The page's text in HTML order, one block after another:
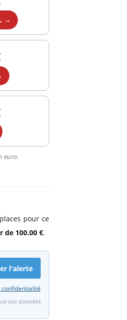
→
euro.
pour ce
de 100.00 €.
l'alerte
confidentialité
vos données